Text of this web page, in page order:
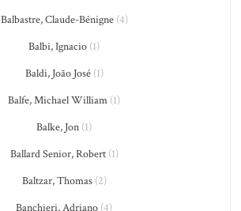
Balbastre, Claude-Bénigne(4)
Balbi, Ignacio (1)
Baldi, João José(1)
Balfe, Michael William (1)
Balke, Jon (1)
Ballard Senior, Robert(1)
Baltzar, Thomas(2)
Banchieri, Adriano (4)